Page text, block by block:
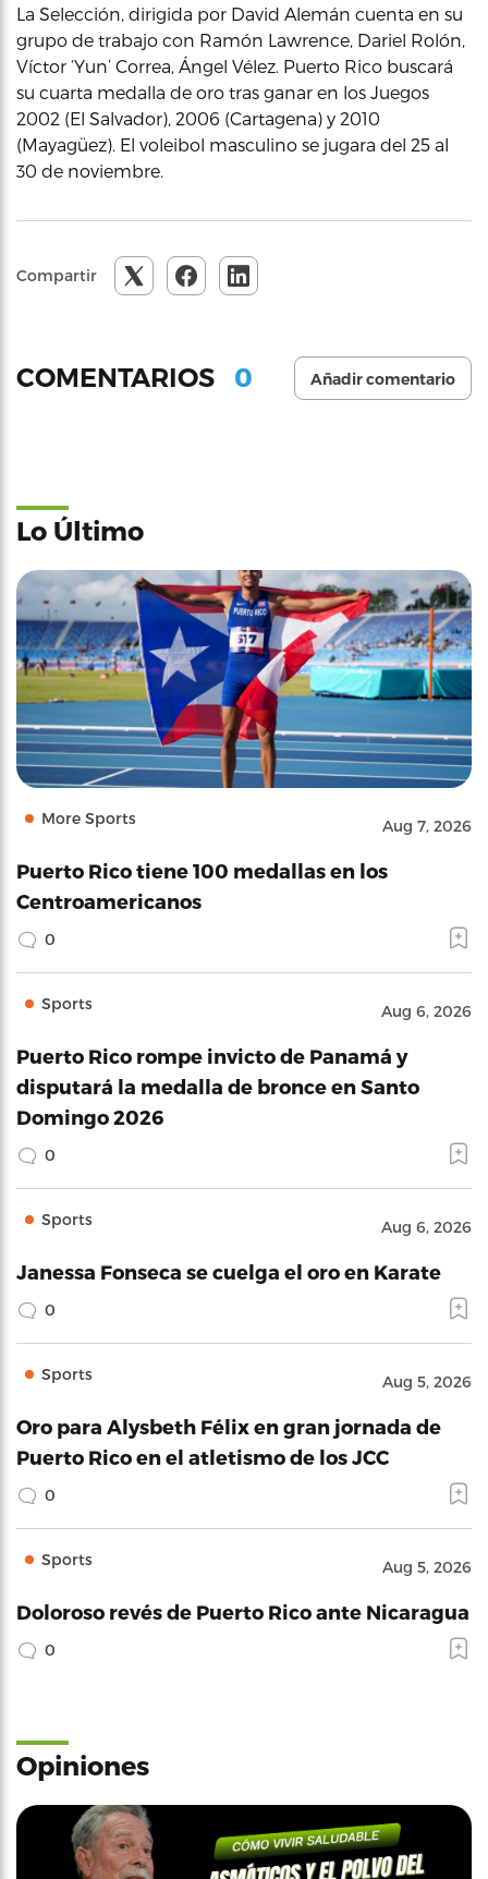
La Selección, dirigida por David Alemán cuenta en su
grupo de trabajo con Ramón Lawrence, Dariel Rolón,
Víctor ‘Yun’ Correa, Ángel Vélez. Puerto Rico buscará
su cuarta medalla de oro tras ganar en los Juegos
2002 (El Salvador), 2006 (Cartagena) y 2010
(Mayagüez). El voleibol masculino se jugara del 25 al
30 de noviembre.
Compartir
COMENTARIOS 0 Añadir comentario
Lo Último
More Sports Aug 7, 2026
Puerto Rico tiene 100 medallas en los
Centroamericanos
0
Sports Aug 6, 2026
Puerto Rico rompe invicto de Panamá y
disputará la medalla de bronce en Santo
Domingo 2026
0
Sports Aug 6, 2026
Janessa Fonseca se cuelga el oro en Karate
0
Sports Aug 5, 2026
Oro para Alysbeth Félix en gran jornada de
Puerto Rico en el atletismo de los JCC
0
Sports Aug 5, 2026
Doloroso revés de Puerto Rico ante Nicaragua
0
Opiniones